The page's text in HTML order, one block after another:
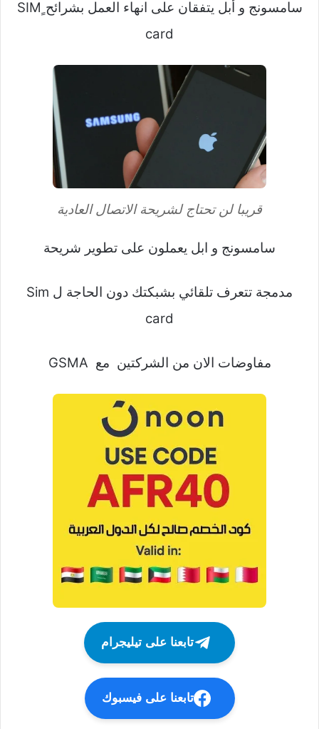
سامسونج و أبل يتفقان على انهاء العمل بشرائح ٍSIM
card
قريبا لن تحتاج لشريحة الاتصال العادية
سامسونج و ابل يعملون على تطوير شريحة
مدمجة تتعرف تلقائي بشبكتك دون الحاجة ل Sim
card
مفاوضات الان من الشركتين مع GSMA
تابعنا على تيليجرام
تابعنا على فيسبوك